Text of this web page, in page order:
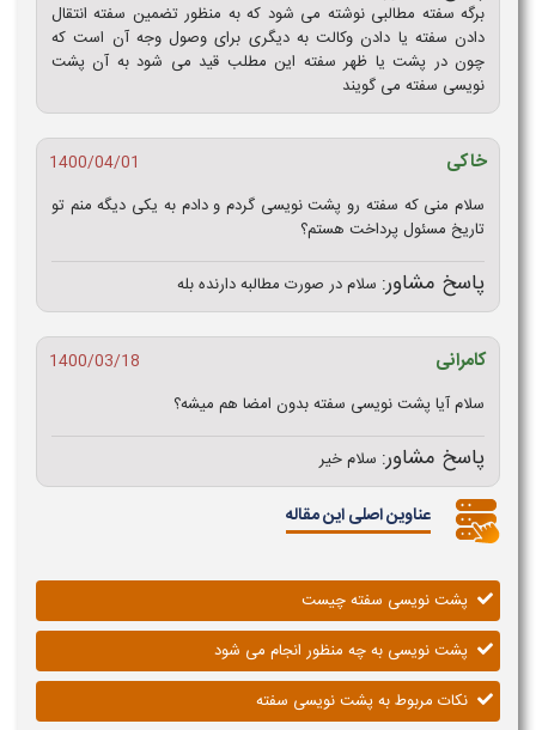
برگه سفته مطالبی نوشته می شود که به منظور تضمین سفته انتقال
دادن سفته یا دادن وکالت به دیگری برای وصول وجه آن است که
چون در پشت یا ظهر سفته این مطلب قید می شود به آن پشت
نویسی سفته می گویند
خاکی
1400/04/01
سلام منی که سفته رو پشت نویسی گردم و دادم به یکی دیگه منم تو
تاریخ مسئول پرداخت هستم؟
پاسخ مشاور: سلام در صورت مطالبه دارنده بله
کامرانی
1400/03/18
سلام آیا پشت نویسی سفته بدون امضا هم میشه؟
پاسخ مشاور: سلام خیر
عناوین اصلی این مقاله
پشت نویسی سفته چیست
پشت نویسی به چه منظور انجام می شود
نکات مربوط به پشت نویسی سفته